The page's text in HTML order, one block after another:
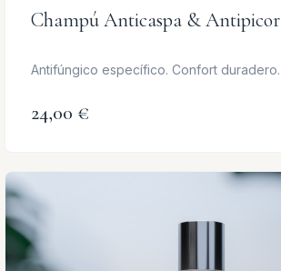
Champú Anticaspa & Antipicor
Antifúngico específico. Confort duradero.
24,00 €